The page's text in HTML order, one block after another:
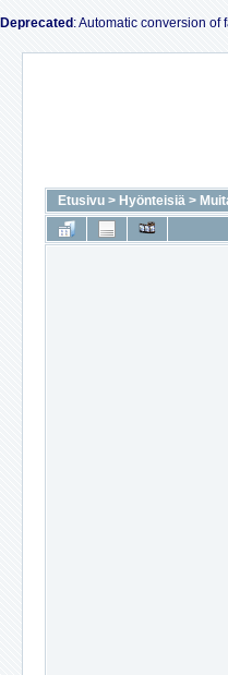
Deprecated : Automatic conversion of
Etusivu > Hyönteisiä >